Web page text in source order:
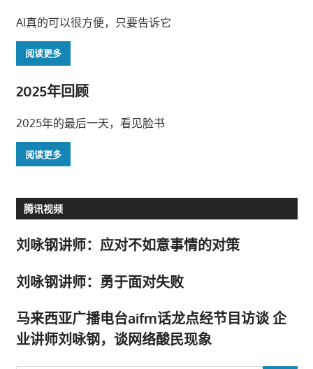
AI真的可以很方便，只要告诉它
阅读更多
2025年回顾
2025年的最后一天，看见脸书
阅读更多
腾讯视频
刘咏钢讲师：应对不如意事情的对策
刘咏钢讲师：勇于面对失败
马来西亚广播电台aifm话龙点经节目访谈 企
业讲师刘咏钢，谈网络酸民现象